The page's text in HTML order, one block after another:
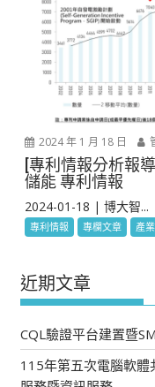
2024 年 1 月 18 日
[專利情報分析報
儲能 專利情報
2024-01-18 | 博大智...
專利情報 專欄文章 產
近期文章
CQL驗證平台建置暨
115年第五次電腦軟